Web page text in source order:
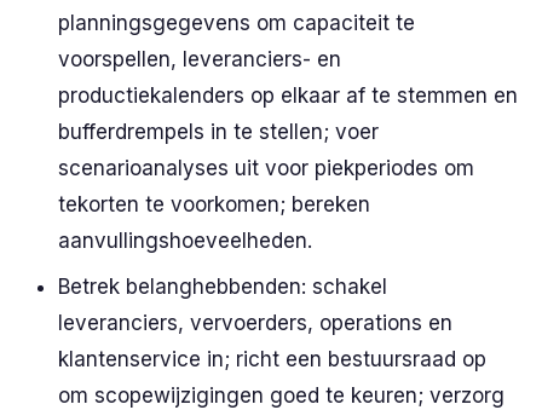
planningsgegevens om capaciteit te
voorspellen, leveranciers- en
productiekalenders op elkaar af te stemmen en
bufferdrempels in te stellen; voer
scenarioanalyses uit voor piekperiodes om
tekorten te voorkomen; bereken
aanvullingshoeveelheden.
Betrek belanghebbenden: schakel
leveranciers, vervoerders, operations en
klantenservice in; richt een bestuursraad op
om scopewijzigingen goed te keuren; verzorg